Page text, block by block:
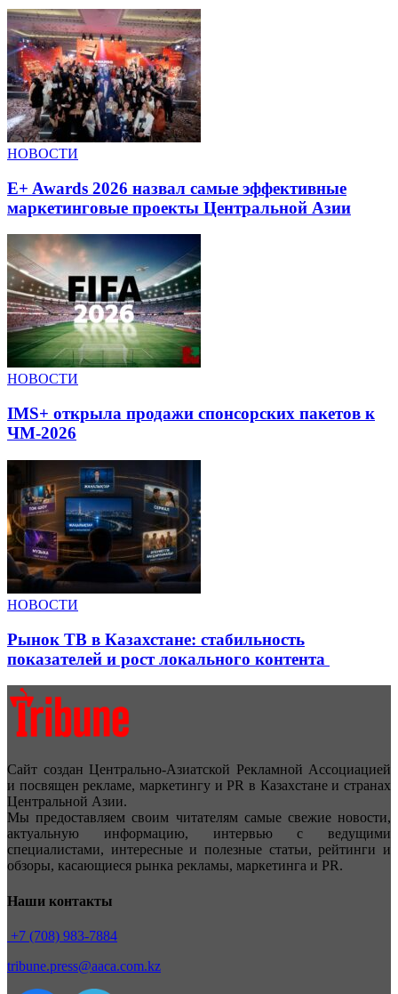
НОВОСТИ
E+ Awards 2026 назвал самые эффективные
маркетинговые проекты Центральной Азии
НОВОСТИ
IMS+ открыла продажи спонсорских пакетов к
ЧМ-2026
НОВОСТИ
Рынок ТВ в Казахстане: стабильность
показателей и рост локального контента
Сайт создан Центрально-Азиатской Рекламной Ассоциацией
и посвящен рекламе, маркетингу и PR в Казахстане и странах
Центральной Азии.
Мы предоставляем своим читателям самые свежие новости,
актуальную информацию, интервью с ведущими
специалистами, интересные и полезные статьи, рейтинги и
обзоры, касающиеся рынка рекламы, маркетинга и PR.
Наши контакты
+7 (708) 983-7884
tribune.press@aaca.com.kz